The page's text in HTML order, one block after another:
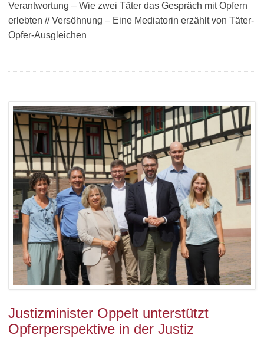
Verantwortung – Wie zwei Täter das Gespräch mit Opfern
erlebten // Versöhnung – Eine Mediatorin erzählt von Täter-
Opfer-Ausgleichen
Justizminister Oppelt unterstützt
Opferperspektive in der Justiz